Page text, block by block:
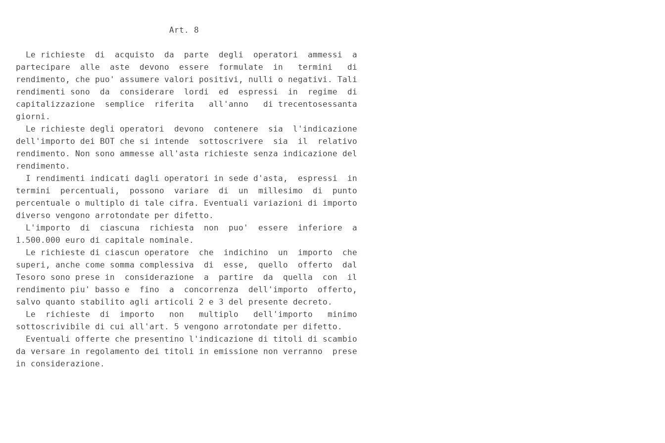
                               Art. 8
  Le richieste  di  acquisto  da  parte  degli  operatori  ammessi  a
partecipare  alle  aste  devono  essere  formulate  in   termini   di
rendimento, che puo' assumere valori positivi, nulli o negativi. Tali
rendimenti sono  da  considerare  lordi  ed  espressi  in  regime  di
capitalizzazione  semplice  riferita   all'anno   di trecentosessanta
giorni.
  Le richieste degli operatori  devono  contenere  sia  l'indicazione
dell'importo dei BOT che si intende  sottoscrivere  sia  il  relativo
rendimento. Non sono ammesse all'asta richieste senza indicazione del
rendimento.
  I rendimenti indicati dagli operatori in sede d'asta,  espressi  in
termini  percentuali,  possono  variare  di  un  millesimo  di  punto
percentuale o multiplo di tale cifra. Eventuali variazioni di importo
diverso vengono arrotondate per difetto.
  L'importo  di  ciascuna  richiesta  non  puo'  essere  inferiore  a
1.500.000 euro di capitale nominale.
  Le richieste di ciascun operatore  che  indichino  un  importo  che
superi, anche come somma complessiva  di  esse,  quello  offerto  dal
Tesoro sono prese in  considerazione  a  partire  da  quella  con  il
rendimento piu' basso e  fino  a  concorrenza  dell'importo  offerto,
salvo quanto stabilito agli articoli 2 e 3 del presente decreto.
  Le  richieste  di  importo   non   multiplo   dell'importo   minimo
sottoscrivibile di cui all'art. 5 vengono arrotondate per difetto.
  Eventuali offerte che presentino l'indicazione di titoli di scambio
da versare in regolamento dei titoli in emissione non verranno  prese